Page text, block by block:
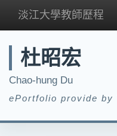
淡江大學教師歷程
杜昭宏
Chao-hung Du
ePortfolio provide by